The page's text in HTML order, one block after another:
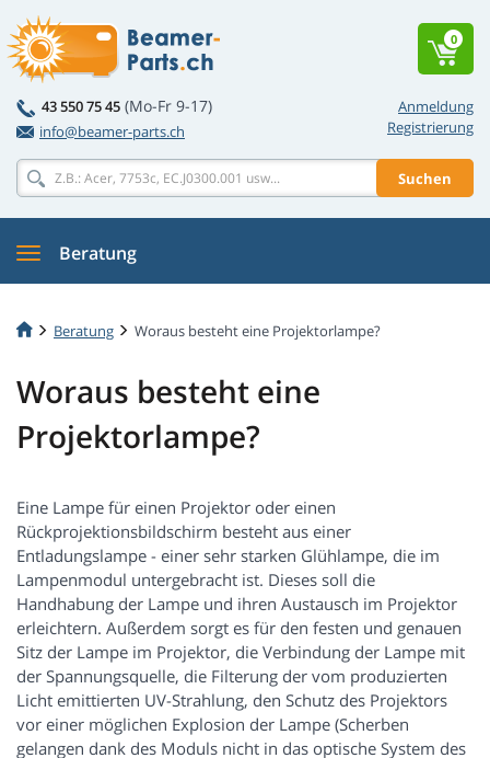
Anmeldung
Registrierung
43 550 75 45 (Mo-Fr 9-17)
info@beamer-parts.ch
Suchen
0
Beratung
Beratung Woraus besteht eine Projektorlampe?
Woraus besteht eine
Projektorlampe?
Eine Lampe für einen Projektor oder einen
Rückprojektionsbildschirm besteht aus einer
Entladungslampe - einer sehr starken Glühlampe, die im
Lampenmodul untergebracht ist. Dieses soll die
Handhabung der Lampe und ihren Austausch im Projektor
erleichtern. Außerdem sorgt es für den festen und genauen
Sitz der Lampe im Projektor, die Verbindung der Lampe mit
der Spannungsquelle, die Filterung der vom produzierten
Licht emittierten UV-Strahlung, den Schutz des Projektors
vor einer möglichen Explosion der Lampe (Scherben
gelangen dank des Moduls nicht in das optische System des